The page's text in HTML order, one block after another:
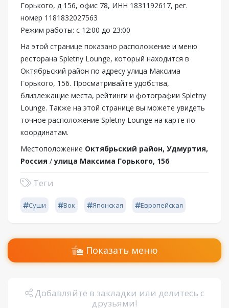
Горького, д 156, офис 78, ИНН 1831192617, рег.
номер 1181832027563
Режим работы: с 12:00 до 23:00
На этой странице показано расположение и меню
ресторана Spletny Lounge, который находится в
Октябрьский район по адресу улица Максима
Горького, 156. Просматривайте удобства,
близлежащие места, рейтинги и фотографии Spletny
Lounge. Также на этой странице вы можете увидеть
точное расположение Spletny Lounge на карте по
координатам.
Местоположение Октябрьский район, Удмуртия,
Россия /улица Максима Горького, 156
Теги
Суши Вок Японская Европейская
Показать меню
Добавляйте в закладки или делитесь с
друзьями!